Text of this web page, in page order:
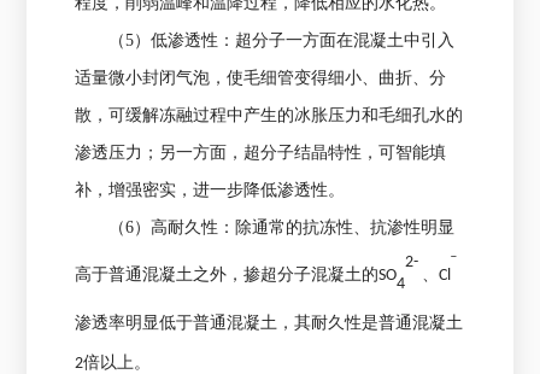
（5）低渗透性：超分子一方面在混凝土中引入
适量微小封闭气泡，使毛细管变得细小、曲折、分
散，可缓解冻融过程中产生的冰胀压力和毛细孔水的
渗透压力；另一方面，超分子结晶特性，可智能填
补，增强密实，进一步降低渗透性。
（6）高耐久性： 除通常的抗冻性、抗渗性明显
高于普通混凝土之外，掺超分子混凝土的SO4
2-
、Cl
ˉ
渗透率明显低于普通混凝土，其耐久性是普通混凝土
2倍以上。